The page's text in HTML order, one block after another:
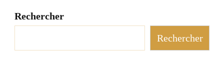
Rechercher
Rechercher